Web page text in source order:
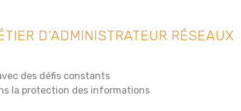
D’ADMINISTRATEUR RÉSEAUX
des défis constants
la protection des informations